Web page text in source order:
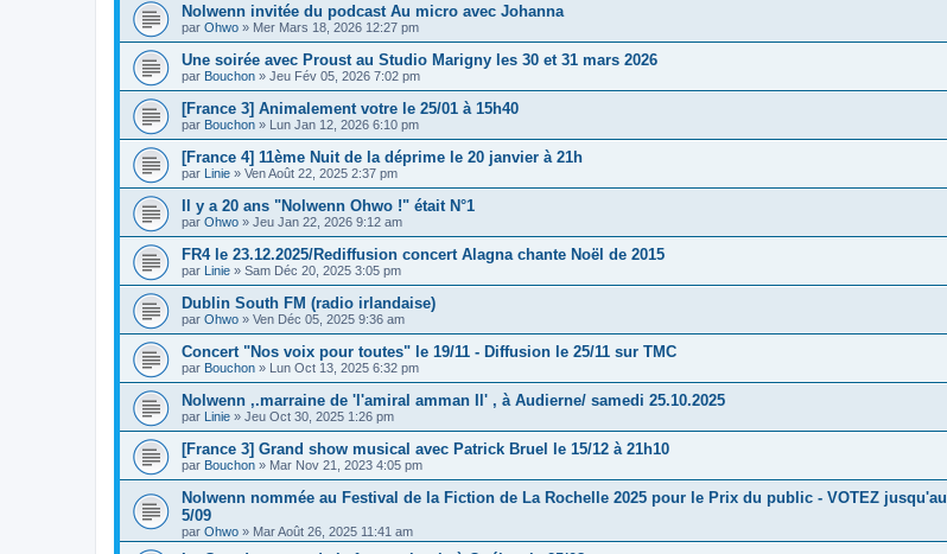
Nolwenn invitée du podcast Au micro avec Johanna
par Ohwo » Mer Mars 18, 2026 12:27 pm
Une soirée avec Proust au Studio Marigny les 30 et 31 mars 2026
par Bouchon » Jeu Fév 05, 2026 7:02 pm
[France 3] Animalement votre le 25/01 à 15h40
par Bouchon » Lun Jan 12, 2026 6:10 pm
[France 4] 11ème Nuit de la déprime le 20 janvier à 21h
par Linie » Ven Août 22, 2025 2:37 pm
Il y a 20 ans "Nolwenn Ohwo !" était N°1
par Ohwo » Jeu Jan 22, 2026 9:12 am
FR4 le 23.12.2025/Rediffusion concert Alagna chante Noël de 2015
par Linie » Sam Déc 20, 2025 3:05 pm
Dublin South FM (radio irlandaise)
par Ohwo » Ven Déc 05, 2025 9:36 am
Concert "Nos voix pour toutes" le 19/11 - Diffusion le 25/11 sur TMC
par Bouchon » Lun Oct 13, 2025 6:32 pm
Nolwenn ,.marraine de 'l'amiral amman Il' , à Audierne/ samedi 25.10.2025
par Linie » Jeu Oct 30, 2025 1:26 pm
[France 3] Grand show musical avec Patrick Bruel le 15/12 à 21h10
par Bouchon » Mar Nov 21, 2023 4:05 pm
Nolwenn nommée au Festival de la Fiction de La Rochelle 2025 pour le Prix du public - VOTEZ jusqu'au
5/09
par Ohwo » Mar Août 26, 2025 11:41 am